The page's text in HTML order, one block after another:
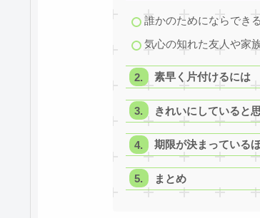
誰かのためにならできる
気心の知れた友人や家
素早く片付けるには
きれいにしていると
期限が決まっている
まとめ